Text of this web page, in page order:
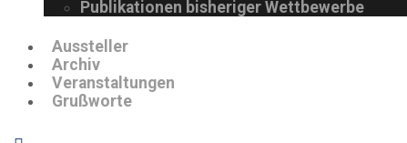
Publikationen bisheriger Wettbewerbe
Aussteller
Archiv
Veranstaltungen
Grußworte